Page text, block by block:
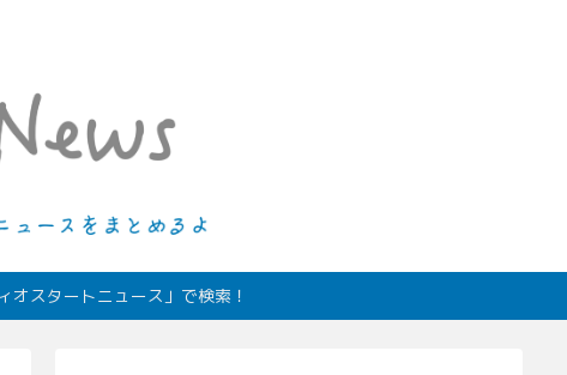
スタートニュース」で検索！